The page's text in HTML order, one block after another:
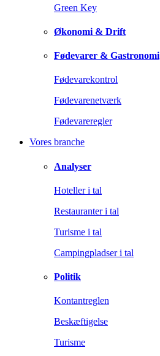
Green Key
Økonomi & Drift
Fødevarer & Gastronomi
Fødevarekontrol
Fødevarenetværk
Fødevareregler
Vores branche
Analyser
Hoteller i tal
Restauranter i tal
Turisme i tal
Campingpladser i tal
Politik
Kontantreglen
Beskæftigelse
Turisme